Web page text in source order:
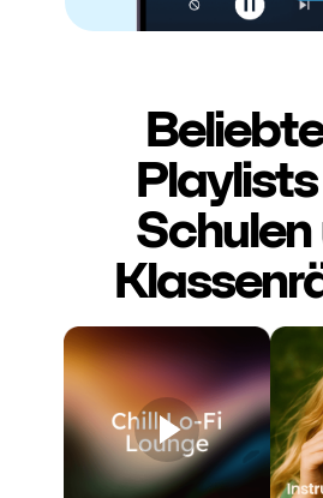
Schulen